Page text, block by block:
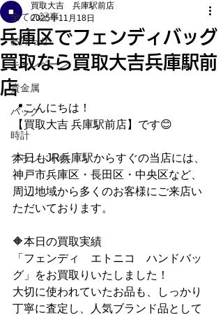
全ての記事
お知らせ
キャンペーン
貴金属
バッグ
時計
ブランド小物
兵庫区でフェンディバッグ
買取なら買取大吉兵庫駅前
店
買取大吉 兵庫駅前店
2025年11月18日
📍こんにちは！
【買取大吉 兵庫駅前店】です😊
本日もJR兵庫駅からすぐの当店には、
神戸市兵庫区・長田区・中央区など、
周辺地域から多くのお客様にご来店い
ただいております。
🔶本日の買取実績
「フェンディ　エトニコ　ハンドバッ
グ」をお買取りいたしました！
大切に使われていたお品も、しっかり
丁寧に査定し、人気ブランド品として